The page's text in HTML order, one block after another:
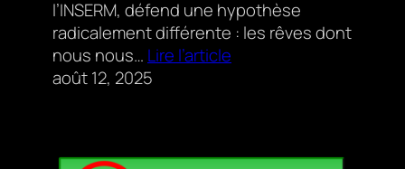
l’INSERM, défend une hypothèse
radicalement différente : les rêves dont
nous nous… Lire l’article
août 12, 2025